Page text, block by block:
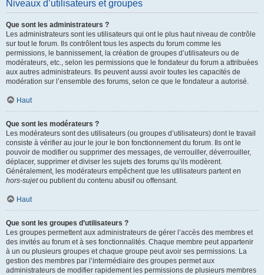
Niveaux d’utilisateurs et groupes
Que sont les administrateurs ?
Les administrateurs sont les utilisateurs qui ont le plus haut niveau de contrôle
sur tout le forum. Ils contrôlent tous les aspects du forum comme les
permissions, le bannissement, la création de groupes d’utilisateurs ou de
modérateurs, etc., selon les permissions que le fondateur du forum a attribuées
aux autres administrateurs. Ils peuvent aussi avoir toutes les capacités de
modération sur l’ensemble des forums, selon ce que le fondateur a autorisé.
Haut
Que sont les modérateurs ?
Les modérateurs sont des utilisateurs (ou groupes d’utilisateurs) dont le travail
consiste à vérifier au jour le jour le bon fonctionnement du forum. Ils ont le
pouvoir de modifier ou supprimer des messages, de verrouiller, déverrouiller,
déplacer, supprimer et diviser les sujets des forums qu’ils modèrent.
Généralement, les modérateurs empêchent que les utilisateurs partent en
hors-sujetou publient du contenu abusif ou offensant.
Haut
Que sont les groupes d’utilisateurs ?
Les groupes permettent aux administrateurs de gérer l’accès des membres et
des invités au forum et à ses fonctionnalités. Chaque membre peut appartenir
à un ou plusieurs groupes et chaque groupe peut avoir ses permissions. La
gestion des membres par l’intermédiaire des groupes permet aux
administrateurs de modifier rapidement les permissions de plusieurs membres